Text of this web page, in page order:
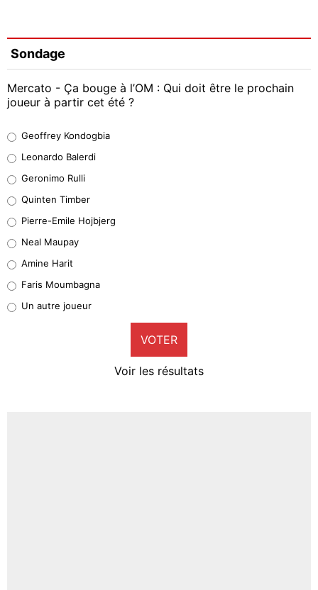
Sondage
Mercato - Ça bouge à l’OM : Qui doit être le prochain
joueur à partir cet été ?
38%
32%
5%
1%
9%
Geoffrey Kondogbia
Leonardo Balerdi
Geronimo Rulli
Quinten Timber
Pierre-Emile Hojbjerg
Neal Maupay
Amine Harit
Faris Moumbagna
Un autre joueur
VOTER
Voir les résultats